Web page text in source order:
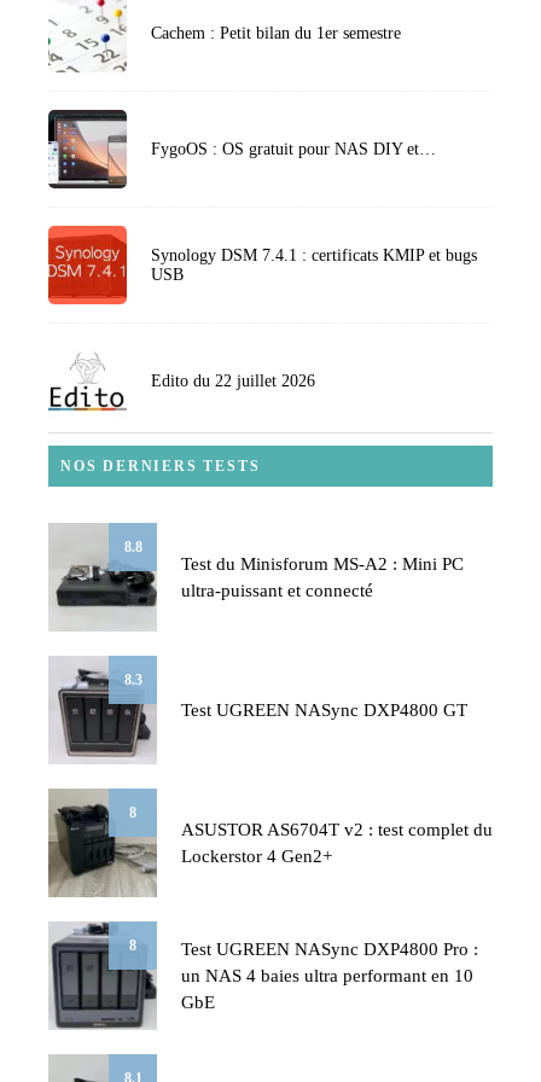
Cachem : Petit bilan du 1er semestre
FygoOS : OS gratuit pour NAS DIY et…
Synology DSM 7.4.1 : certificats KMIP et bugs
USB
Edito du 22 juillet 2026
NOS DERNIERS TESTS
8.8
Test du Minisforum MS-A2 : Mini PC
ultra-puissant et connecté
8.3
Test UGREEN NASync DXP4800 GT
8
ASUSTOR AS6704T v2 : test complet du
Lockerstor 4 Gen2+
8
Test UGREEN NASync DXP4800 Pro :
un NAS 4 baies ultra performant en 10
GbE